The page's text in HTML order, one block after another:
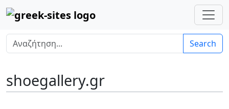
Search
shoegallery.gr